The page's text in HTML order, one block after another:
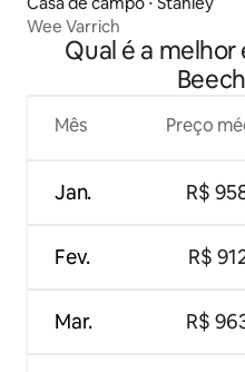
Wee Varrich
Qual é a
Mês
Jan.
Fev.
Mar.
Preço
R$
R$
R$